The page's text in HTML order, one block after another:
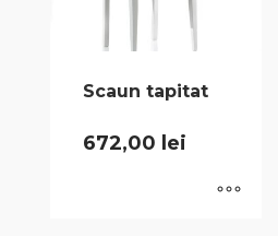
Scaun tapitat
672,00 lei